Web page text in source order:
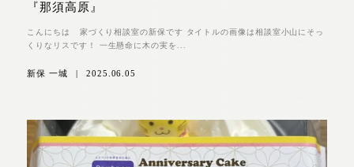
『那須高原』
こんにちは 家づくり相談室の新保です タイトルの画像は相談室小山にそっ
くりなリスです！ 一生懸命に木の実を...
新保 一城 2025.06.05